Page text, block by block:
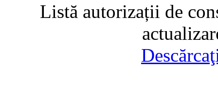
Listă autorizații de